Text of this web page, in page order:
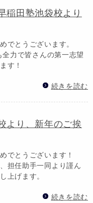
稲田塾池袋校より
でとうございます。
力で皆さんの第一志望
す！
続きを読む
より、新年のご挨
でとうございます！
担任助手一同より謹ん
上げます。
続きを読む